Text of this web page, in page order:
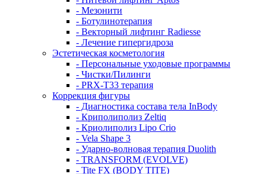
- Мезонити
- Ботулинотерапия
- Векторный лифтинг Radiesse
- Лечение гипергидроза
Эстетическая косметология
- Персональные уходовые программы
- Чистки/Пилинги
- PRX-T33 терапия
Коррекция фигуры
- Диагностика состава тела InBody
- Криполиполиз Zeltiq
- Криолиполиз Lipo Crio
- Vela Shape 3
- Ударно-волновая терапия Duolith
- TRANSFORM (EVOLVE)
- Tite FX (BODY TITE)